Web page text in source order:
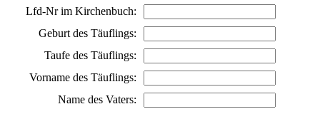
Lfd-Nr im Kirchenbuch:
Geburt des Täuflings:
Taufe des Täuflings:
Vorname des Täuflings:
Name des Vaters: